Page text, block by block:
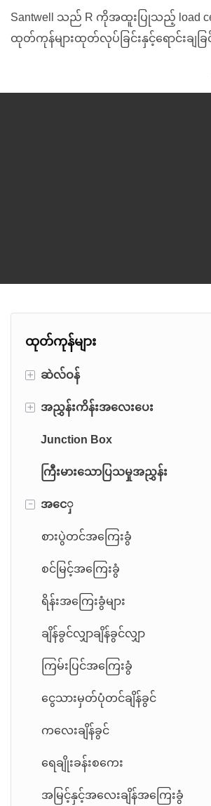
Santwell သည် R ကိုအထူးပြုသည့် load
ထုတ်ကုန်များထုတ်လုပ်ခြင်းနှင့်ရောင်းချခြင်
ထုတ်ကုန်များ
+ ဆဲလ်ဝန်
နှစ်ဆအဆုံးဆံပင်ရောင်ခြည်ဝန်တင်
မီးရထား Load Cell
+ အညွှန်းကိန်းအလေးပေး
ပလပ်ဖောင်းစကေးအညွှန်း
ကုန်ကားစကေးအညွှန်း
CNC အညွှန်းကိန်း
Junction Box
ကြီးမားသောပြသမှုအညွှန်း
- အငေှ
စားပွဲတင်အကြေးခွံ
စင်မြင့်အကြေးခွံ
ရိန်းအကြေးခွံများ
ချိန်ခွင်လျှာချိန်ခွင်လျှာ
ကြမ်းပြင်အကြေးခွံ
ငွေသားမှတ်ပုံတင်ချိန်ခွင်
ကလေးချိန်ခွင်
ရေချိုးခန်းစကေး
အမြင့်နှင့်အလေးချိန်အကြေးခွံ